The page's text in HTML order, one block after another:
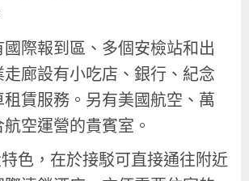
際報到區、多個安檢站和出
廊設有小吃店、銀行、紀念
賃服務。另有美國航空、萬
空運營的貴賓室。
色，在於接駁可直接通往附近